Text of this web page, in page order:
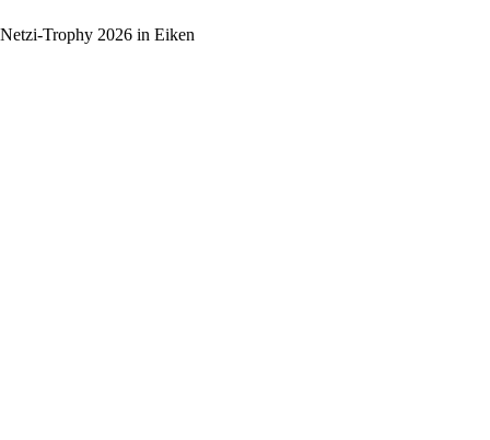
Netzi-Trophy 2026 in Eiken